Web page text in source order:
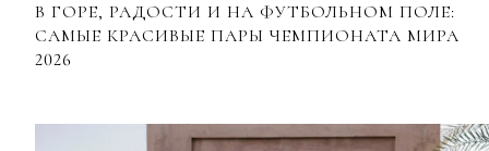
В ГОРЕ, РАДОСТИ И НА ФУТБОЛЬНОМ ПОЛЕ:
САМЫЕ КРАСИВЫЕ ПАРЫ ЧЕМПИОНАТА МИРА
2026